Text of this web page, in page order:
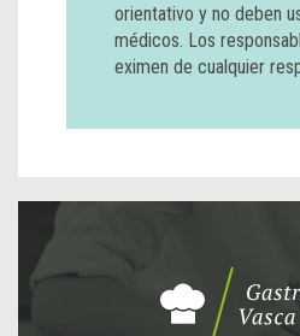
orientativo y no deben
médicos. Los
eximen de cualquier